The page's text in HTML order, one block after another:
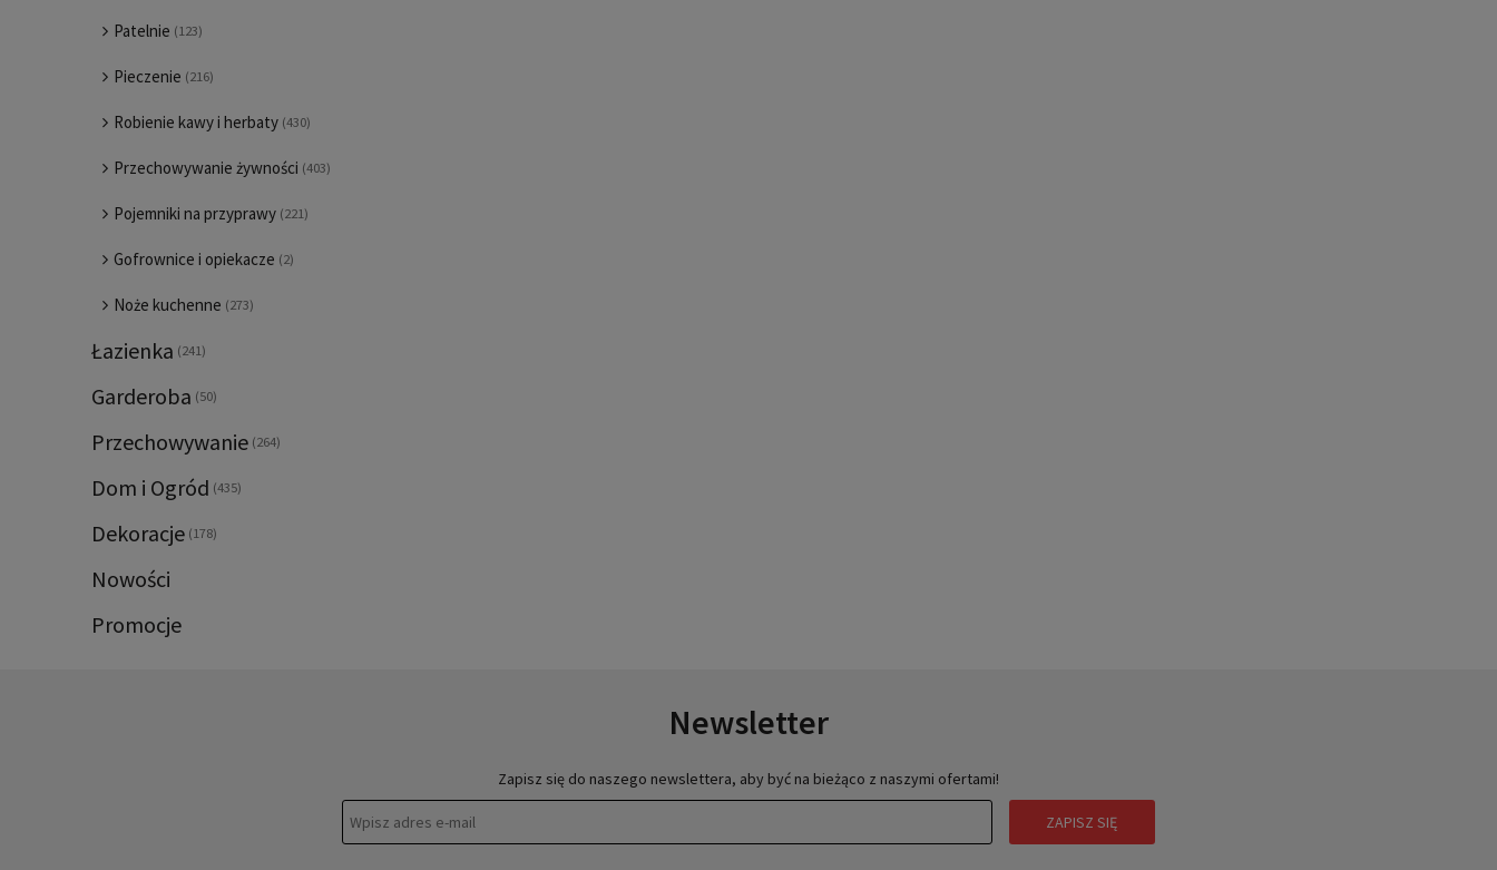
Patelnie (123)
Pieczenie (216)
Robienie kawy i herbaty (430)
Przechowywanie żywności (403)
Pojemniki na przyprawy (221)
Gofrownice i opiekacze (2)
Noże kuchenne (273)
Łazienka (241)
Garderoba (50)
Przechowywanie (264)
Dom i Ogród (435)
Dekoracje (178)
Nowości
Promocje
Newsletter
Zapisz się do naszego newslettera, aby być na bieżąco z naszymi ofertami!
ZAPISZ SIĘ